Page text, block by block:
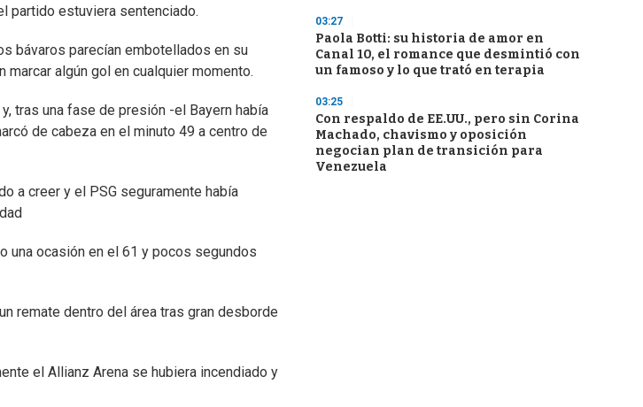
partido estuviera sentenciado.
bávaros parecían embotellados en su
algún gol en cualquier momento.
tras una fase de presión -el Bayern había
de cabeza en el minuto 49 a centro de
a creer y el PSG seguramente había
una ocasión en el 61 y pocos segundos
remate dentro del área tras gran desborde
el Allianz Arena se hubiera incendiado y
03:27
Paola Botti: su historia de amor en
Canal 10, el romance que desmintió con
un famoso y lo que trató en terapia
03:25
Con respaldo de EE.UU., pero sin Corina
Machado, chavismo y oposición
negocian plan de transición para
Venezuela